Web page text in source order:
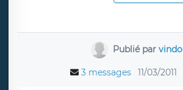
Publié par vindo
3 messages 11/03/2011